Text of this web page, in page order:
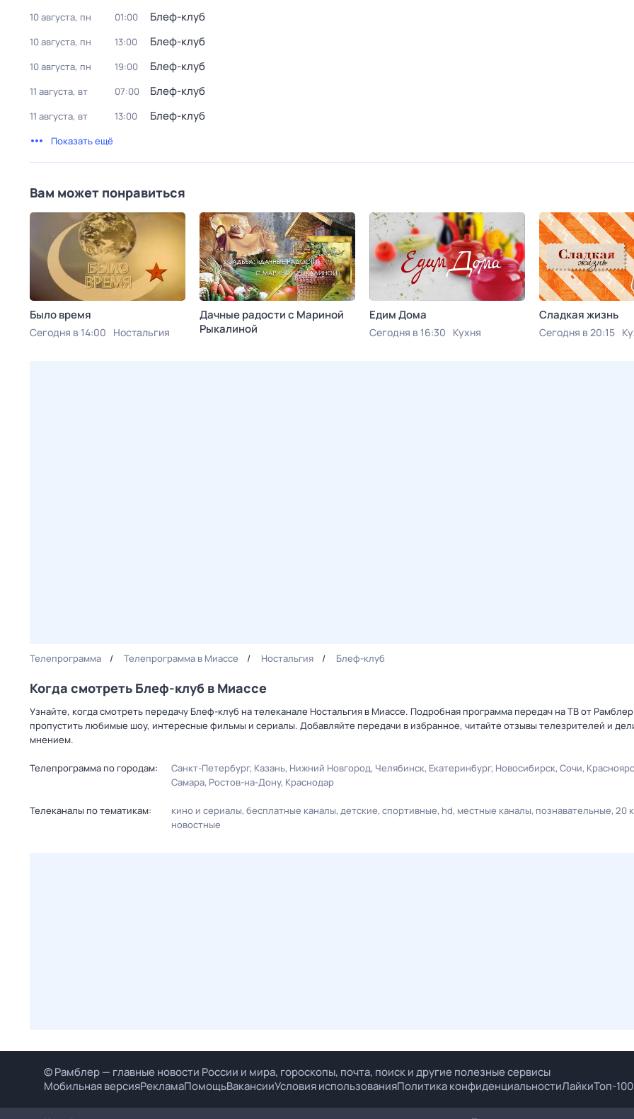
10 августа, пн 01:00 Блеф-клуб
10 августа, пн 13:00 Блеф-клуб
10 августа, пн 19:00 Блеф-клуб
11 августа, вт 07:00 Блеф-клуб
11 августа, вт 13:00 Блеф-клуб
Показать ещё
Вам может понравиться
Было время
Сегодня в 14:00 Ностальгия
Дачные радости с Мариной
Рыкалиной
Едим Дома
Сегодня в 16:30 Кухня
Сладкая жизнь
Сегодня в 20:15
Телепрограмма Телепрограмма в Миассе Ностальгия Блеф-клуб
Когда смотреть Блеф-клуб в Миассе
Узнайте, когда смотреть передачу Блеф-клуб на телеканале Ностальгия в Миассе. Подробная программа передач на ТВ от
пропустить любимые шоу, интересные фильмы и сериалы. Добавляйте передачи в избранное, читайте отзывы телезрителей и
мнением.
Телепрограмма по городам: Санкт-Петербург Казань Нижний Новгород Челябинск Екатеринбург Новосибирск Сочи
Самара Ростов-на-Дону Краснодар
Телеканалы по тематикам: кино и сериалы бесплатные каналы детские спортивные hd местные каналы познавательные 20
новостные
© Рамблер — главные новости России и мира, гороскопы, почта, поиск и другие полезные сервисы
Мобильная версияРекламаПомощьВакансииУсловия использованияПолитика конфиденциальностиЛайкиТоп-100